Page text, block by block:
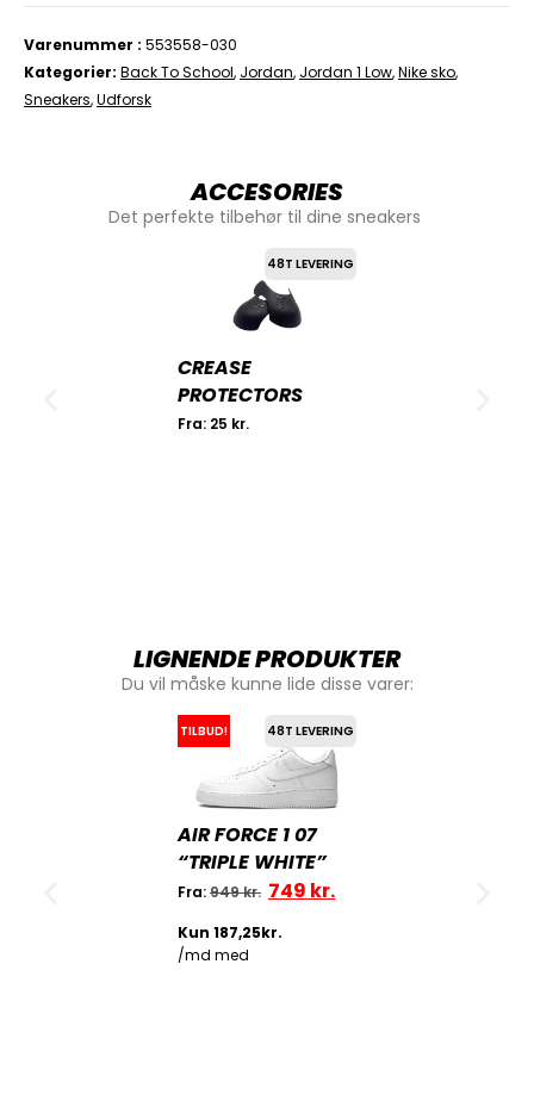
Varenummer
553558-030
Kategorier Back To School, Jordan, Jordan 1 Low,Nike sko,
Sneakers,Udforsk
ACCESORIES
Det perfekte tilbehør til dine sneakers
48T LEVERING
CREASE
PROTECTORS
Fra: 25 kr.
LIGNENDE PRODUKTER
Du vil måske kunne lide disse varer:
TILBUD! 48T LEVERING
AIR FORCE 1 07
“TRIPLE WHITE”
Fra:949kr. 749 kr.